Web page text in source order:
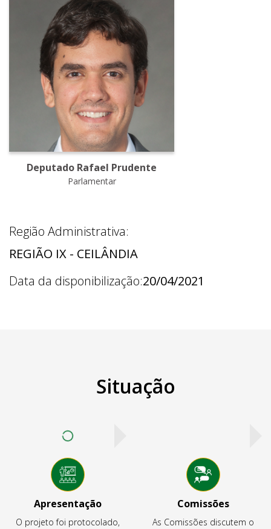
Deputado Rafael Prudente
Parlamentar
Região Administrativa:
REGIÃO IX - CEILÂNDIA
Data da disponibilização:20/04/2021
Situação
Apresentação
O projeto foi protocolado,
Comissões
As Comissões discutem o